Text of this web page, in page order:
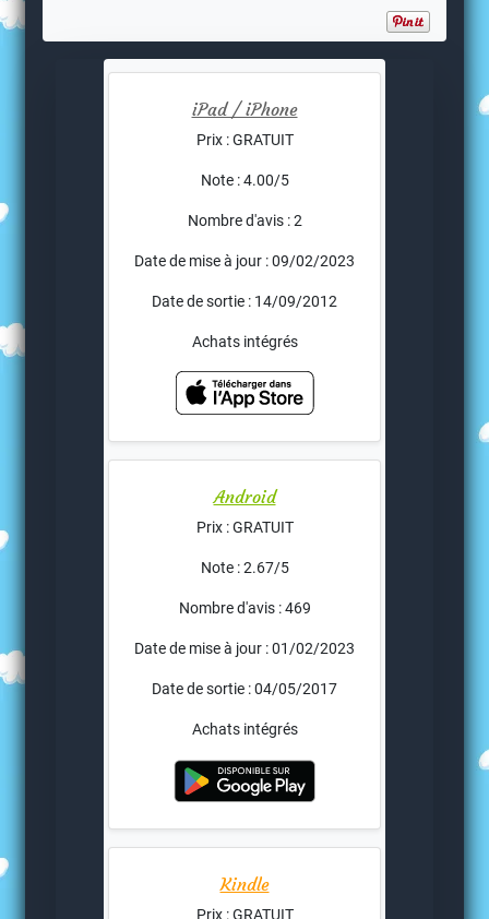
iPad / iPhone
Prix : GRATUIT
Note : 4.00/5
Nombre d'avis : 2
Date de mise à jour : 09/02/2023
Date de sortie : 14/09/2012
Achats intégrés
Android
Prix : GRATUIT
Note : 2.67/5
Nombre d'avis : 469
Date de mise à jour : 01/02/2023
Date de sortie : 04/05/2017
Achats intégrés
Kindle
Prix : GRATUIT